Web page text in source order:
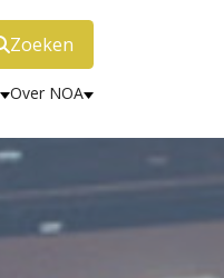
Zoeken
Over NOA